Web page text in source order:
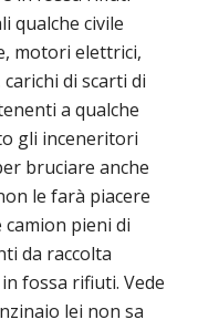
qualche civile
motori elettrici,
di scarti di
a qualche
gli inceneritori
bruciare anche
le farà piacere
pieni di
da raccolta
fossa rifiuti. Vede
lei non sa